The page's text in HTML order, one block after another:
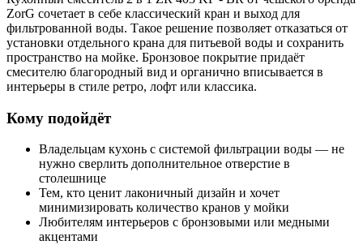
ZorG сочетает в себе классический кран и выход для
фильтрованной воды. Такое решение позволяет отказаться от
установки отдельного крана для питьевой воды и сохранить
пространство на мойке. Бронзовое покрытие придаёт
смесителю благородный вид и органично вписывается в
интерьеры в стиле ретро, лофт или классика.
Кому подойдёт
Владельцам кухонь с системой фильтрации воды — не
нужно сверлить дополнительное отверстие в
столешнице
Тем, кто ценит лаконичный дизайн и хочет
минимизировать количество кранов у мойки
Любителям интерьеров с бронзовыми или медными
акцентами